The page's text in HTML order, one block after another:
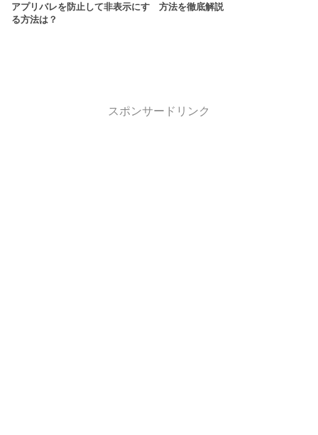
アプリバレを防止して非表示にす
る方法は？
方法を徹底解説
スポンサードリンク